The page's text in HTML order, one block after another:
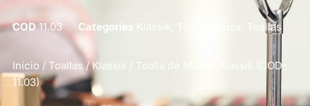
COD11.03 Categories Klassik Toalla Manos Toallas
Inicio / Toallas/Klassik / Toalla de Manos Klassik (COD-
11.03)